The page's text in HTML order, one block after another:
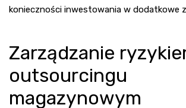
konieczności inwestowania w dodatkowe
Zarządzanie
outsourcingu
magazynowym